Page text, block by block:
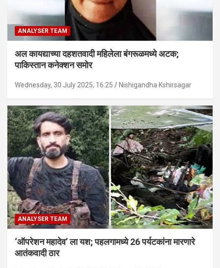
ANALYSER TEAM
अल कायद्याच्या दहशतवादी महिलेला बंगरूळमध्ये अटक;
पाकिस्तान कनेक्शन समोर
Wednesday, 30 July 2025, 16:25 Nishigandha Kshirsagar
ANALYSER TEAM
‘ऑपरेशन महादेव’ ला यश; पहलगामध्ये 26 पर्यटकांना मारणारे
आतंकवादी ठार